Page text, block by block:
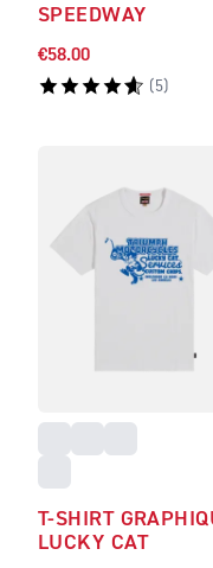
SPEEDWAY
€58.00
( 5)
T-SHIRT
LUCKY CAT